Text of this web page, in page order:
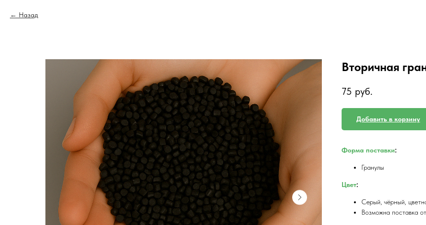
Назад
Вторичная
75 руб.
Добавить в корзину
Форма поставки:
Гранулы
Цвет:
Серый, чёрный,
Возможна поставка